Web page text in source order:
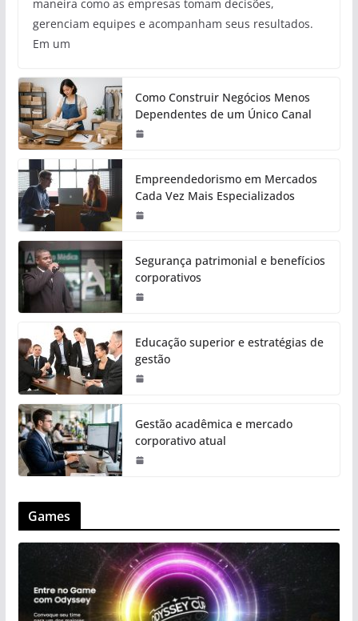
maneira como as empresas tomam decisões,
gerenciam equipes e acompanham seus resultados.
Em um
Como Construir Negócios Menos
Dependentes de um Único Canal
Empreendedorismo em Mercados
Cada Vez Mais Especializados
Segurança patrimonial e benefícios
corporativos
Educação superior e estratégias de
gestão
Gestão acadêmica e mercado
corporativo atual
Games